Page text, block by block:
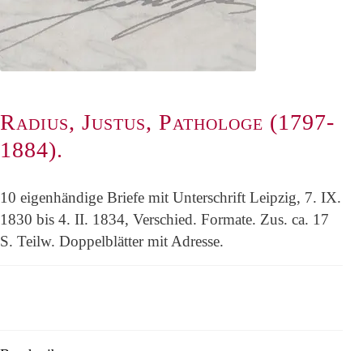
Radius, Justus, Pathologe (1797-
1884).
10 eigenhändige Briefe mit Unterschrift Leipzig, 7. IX.
1830 bis 4. II. 1834, Verschied. Formate. Zus. ca. 17
S. Teilw. Doppelblätter mit Adresse.